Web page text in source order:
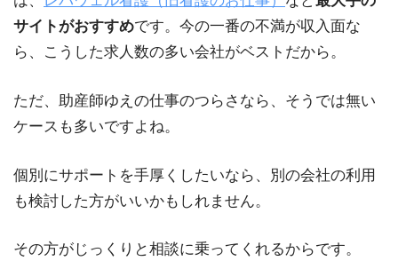
サイトがおすすめです。今の一番の不満が収入面な
ら、こうした求人数の多い会社がベストだから。
ただ、助産師ゆえの仕事のつらさなら、そうでは無い
ケースも多いですよね。
個別にサポートを手厚くしたいなら、別の会社の利用
も検討した方がいいかもしれません。
その方がじっくりと相談に乗ってくれるからです。